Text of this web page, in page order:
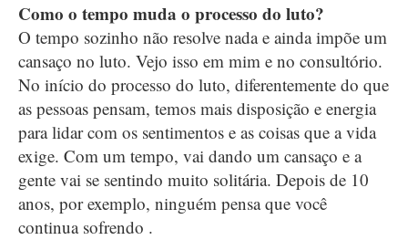
Como o tempo muda o processo do luto?
O tempo sozinho não resolve nada e ainda impõe um
cansaço no luto. Vejo isso em mim e no consultório.
No início do processo do luto, diferentemente do que
as pessoas pensam, temos mais disposição e energia
para lidar com os sentimentos e as coisas que a vida
exige. Com um tempo, vai dando um cansaço e a
gente vai se sentindo muito solitária. Depois de 10
anos, por exemplo, ninguém pensa que você
continua sofrendo .